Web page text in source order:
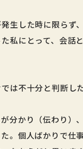
生した時に限らず
私にとって、会話
は不十分と判断し
分かり（伝わり
。個人ばかりで仕